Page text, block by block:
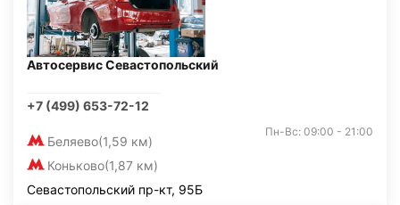
Автосервис Севастопольский
+7 (499) 653-72-12
Беляево(1,59 км)
Коньково(1,87 км)
Пн-Вс: 09:00 - 21:00
Севастопольский пр-кт, 95Б